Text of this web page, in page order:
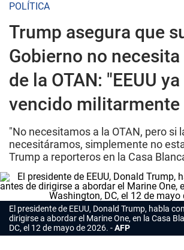
POLÍTICA
Trump asegura que
Gobierno no necesita
de la OTAN: "EEUU
vencido militarmente
"No necesitamos a la OTAN, pero si
necesitáramos, simplemente no
Trump a reporteros en la Casa
El presidente de EEUU, Donald Trump, habla
dirigirse a abordar el Marine One, en la Casa
DC, el 12 de mayo de 2026.
AFP